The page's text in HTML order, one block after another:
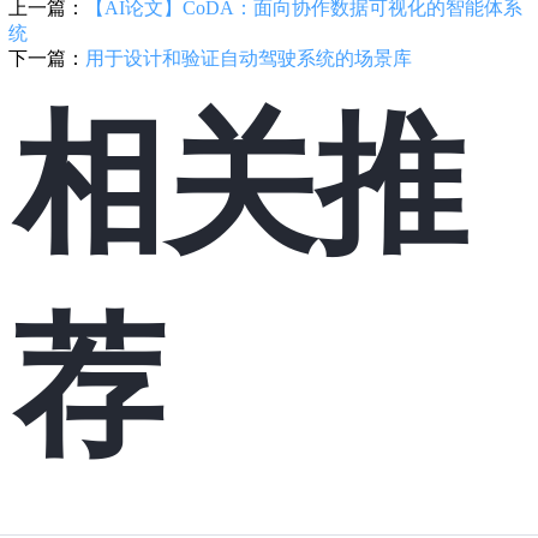
上一篇：
【AI论文】CoDA：面向协作数据可视化的智能体系
统
下一篇： 用于设计和验证自动驾驶系统的场景库
相关推
荐